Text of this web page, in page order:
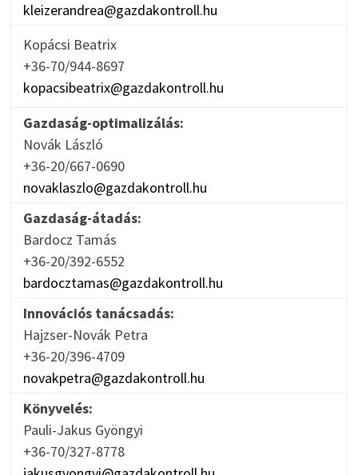
kleizerandrea@gazdakontroll.hu
Kopácsi Beatrix
+36-70/944-8697
kopacsibeatrix@gazdakontroll.hu
Gazdaság-optimalizálás:
Novák László
+36-20/667-0690
novaklaszlo@gazdakontroll.hu
Gazdaság-átadás:
Bardocz Tamás
+36-20/392-6552
bardocztamas@gazdakontroll.hu
Innovációs tanácsadás:
Hajzser-Novák Petra
+36-20/396-4709
novakpetra@gazdakontroll.hu
Könyvelés:
Pauli-Jakus Gyöngyi
+36-70/327-8778